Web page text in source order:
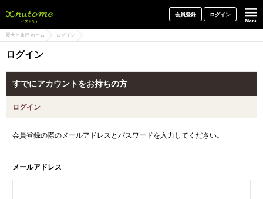
会員登録 ログイン
愛犬と旅行 ホーム ログイン
ログイン
すでにアカウントをお持ちの方
ログイン
会員登録の際のメールアドレスとパスワードを入力してください。
メールアドレス